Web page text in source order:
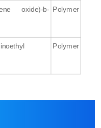
oxide)-b- Polymer
Polymer